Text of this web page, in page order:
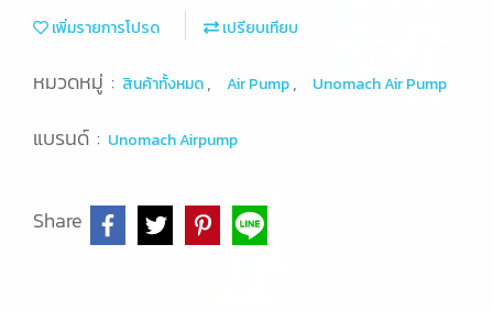
เพิ่มรายการโปรด เปรียบเทียบ
หมวดหมู่ : สินค้าทั้งหมด, Air Pump, Unomach Air Pump
แบรนด์ : Unomach Airpump
Share